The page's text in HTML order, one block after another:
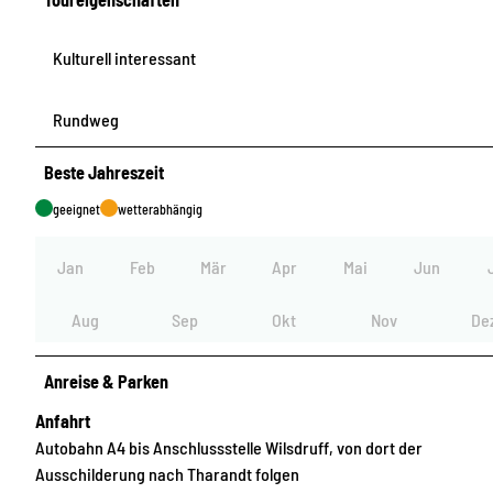
Kulturell interessant
Rundweg
Beste Jahreszeit
geeignet wetterabhängig
Jan Feb Mär Apr Mai Jun
Aug Sep Okt Nov
Anreise & Parken
Anfahrt
Autobahn A4 bis Anschlussstelle Wilsdruff, von dort der
Ausschilderung nach Tharandt folgen